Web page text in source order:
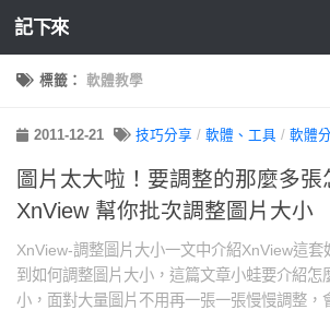
記下來
標籤： 軟體教學
2011-12-21 技巧分享 / 軟體、工具 / 軟體
圖片太大啦！要調整的那麼多張
XnView 幫你批次調整圖片大小
XnView-調整圖片大小一文中介紹XnView這套
到如何調整圖片大小，這篇文章小蛙要介紹怎
小，面對大量圖片不用再一張一張慢慢調整，